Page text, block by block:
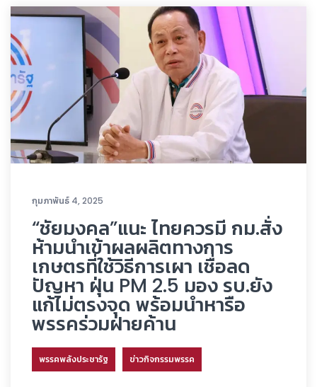
กุมภาพันธ์ 4, 2025
“ชัยมงคล”แนะ ไทยควรมี กม.สั่ง
ห้ามนำเข้าผลผลิตทางการ
เกษตรที่ใช้วิธีการเผา เชื่อลด
ปัญหา ฝุ่น PM 2.5 มอง รบ.ยัง
แก้ไม่ตรงจุด พร้อมนำหารือ
พรรคร่วมฝ่ายค้าน
พรรคพลังประชารัฐ ข่าวกิจกรรมพรรค